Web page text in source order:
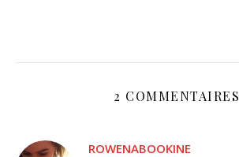
2 COMMENTAIRES
ROWENABOOKINE